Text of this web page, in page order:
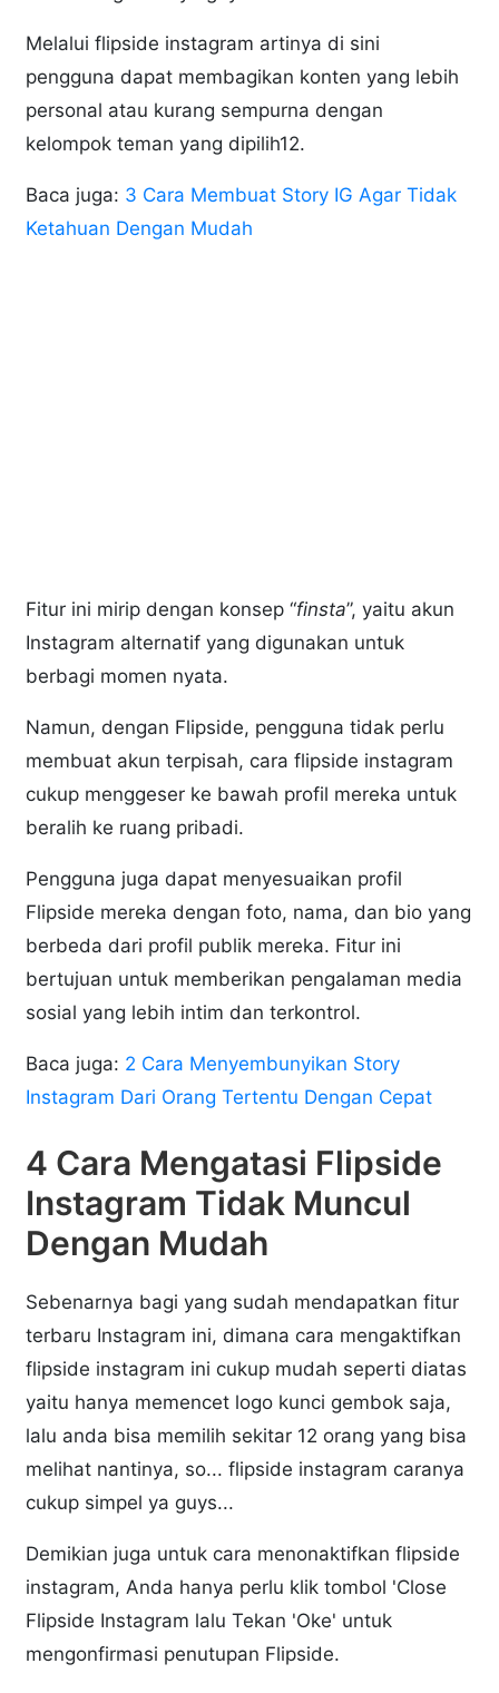
Melalui flipside instagram artinya di sini
pengguna dapat membagikan konten yang lebih
personal atau kurang sempurna dengan
kelompok teman yang dipilih12.
Baca juga: 3 Cara Membuat Story IG Agar Tidak
Ketahuan Dengan Mudah
Fitur ini mirip dengan konsep “finsta”, yaitu akun
Instagram alternatif yang digunakan untuk
berbagi momen nyata.
Namun, dengan Flipside, pengguna tidak perlu
membuat akun terpisah, cara flipside instagram
cukup menggeser ke bawah profil mereka untuk
beralih ke ruang pribadi.
Pengguna juga dapat menyesuaikan profil
Flipside mereka dengan foto, nama, dan bio yang
berbeda dari profil publik mereka. Fitur ini
bertujuan untuk memberikan pengalaman media
sosial yang lebih intim dan terkontrol.
Baca juga: 2 Cara Menyembunyikan Story
Instagram Dari Orang Tertentu Dengan Cepat
4 Cara Mengatasi Flipside
Instagram Tidak Muncul
Dengan Mudah
Sebenarnya bagi yang sudah mendapatkan fitur
terbaru Instagram ini, dimana cara mengaktifkan
flipside instagram ini cukup mudah seperti diatas
yaitu hanya memencet logo kunci gembok saja,
lalu anda bisa memilih sekitar 12 orang yang bisa
melihat nantinya, so... flipside instagram caranya
cukup simpel ya guys...
Demikian juga untuk cara menonaktifkan flipside
instagram, Anda hanya perlu klik tombol 'Close
Flipside Instagram lalu Tekan 'Oke' untuk
mengonfirmasi penutupan Flipside.